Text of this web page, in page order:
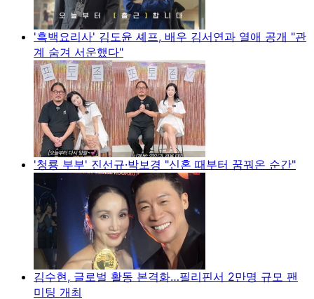
'흑백요리사' 김도윤 셰프, 배우 김서연과 열애 공개 "관
계 숨겨 서운했다"
'청룡 부부' 진선규·박보경 "신혼 때부터 꿈꿔온 순간"
김수현, 글로벌 활동 본격화…필리핀서 2만명 규모 팬
미팅 개최